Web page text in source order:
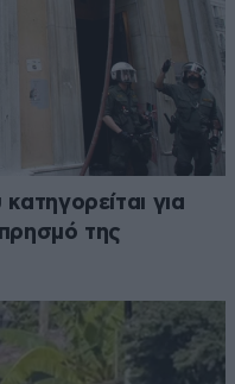
για
της